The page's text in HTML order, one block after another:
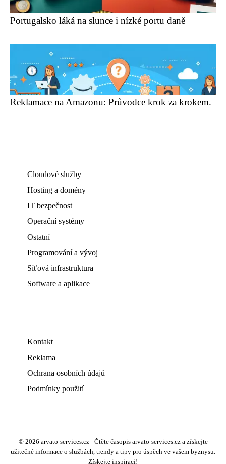
Portugalsko láká na slunce i nízké portu daně
Reklamace na Amazonu: Průvodce krok za krokem.
Cloudové služby
Hosting a domény
IT bezpečnost
Operační systémy
Ostatní
Programování a vývoj
Síťová infrastruktura
Software a aplikace
Kontakt
Reklama
Ochrana osobních údajů
Podmínky použití
© 2026 arvato-services.cz - Čtěte časopis arvato-services.cz a získejte
užitečné informace o službách, trendy a tipy pro úspěch ve vašem byznysu.
Získejte inspiraci!